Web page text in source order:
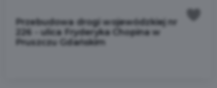
Przebudowa drogi wojewódzkiej nr
226 - ulica Fryderyka Chopina w
Pruszczu Gdańskim